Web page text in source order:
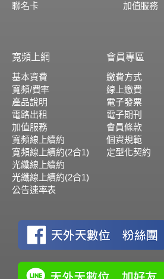
聯名卡
加值服務
寬頻上網
基本資費
寬頻/費率
產品說明
電路出租
加值服務
寬頻線上續約
寬頻線上續約(2合1)
光纖線上續約
光纖線上續約(2合1)
公告速率表
會員專區
繳費方式
線上繳費
電子發票
電子期刊
會員條款
個資規範
定型化契約